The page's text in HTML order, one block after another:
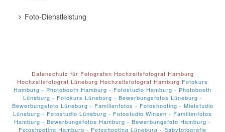
Foto-Dienstleistung
Datenschutz für Fotografen Hochzeitsfotograf Hamburg
Hochzeitsfotograf Lüneburg Hochzeitsfotograf Hamburg Fotokurs
Hamburg - Photobooth Hamburg - Fotostudio Hamburg - Photobooth
Lüneburg - Fotokurs Lüneburg - Bewerbungsfotos Lüneburg -
Bewerbungsfoto Lüneburg - Familienfotos - Fotoshooting - Mietstudio
Lüneburg - Fotostudio Lüneburg - Fotostudio Winsen - Familienfotos
Hamburg - Bewerbungsfotos Hamburg - Bewerbungsfoto Hamburg -
Fotoshooting Hamburg - Fotoshooting Lüneburg - Babyfotografie